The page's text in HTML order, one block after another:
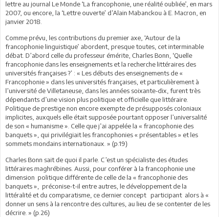
lettre au journal Le Monde ‘La francophonie, une réalité oubliée’, en mars
2007, ou encore, la ‘Lettre ouverte’ d’Alain Mabanckou à E. Macron, en
janvier 2018.
Comme prévu, les contributions du premier axe, ‘Autour de la
francophonie linguistique’ abordent, presque toutes, cet interminable
débat. D’abord celle du professeur émérite, Charles Bonn, ‘Quelle
francophonie dans les enseignements et la recherche littéraires des
universités françaises ?’ : « Les débuts des enseignements de «
Francophonie » dans les universités françaises, et particulièrement à
l’université de Villetaneuse, dans les années soixante-dix, furent très
dépendants d’une vision plus politique et officielle que littéraire.
Politique de prestige non encore exempte de présupposés coloniaux
implicites, auxquels elle était supposée pourtant opposer l’universalité
de son « humanisme ». Celle que j’ai appelée la « francophonie des
banquets », qui privilégiait les francophonies « présentables » et les
sommets mondains internationaux. » (p.19)
Charles Bonn sait de quoi il parle. C’est un spécialiste des études
littéraires maghrébines. Aussi, pour conférer à la francophonie une
dimension politique différente de celle de la « francophonie des
banquets », préconise-t-il entre autres, le développement de la
littéralité et du comparatisme, ce dernier concept participant alors à «
donner un sens à la rencontre des cultures, au lieu de se contenter de les
décrire. » (p.26)